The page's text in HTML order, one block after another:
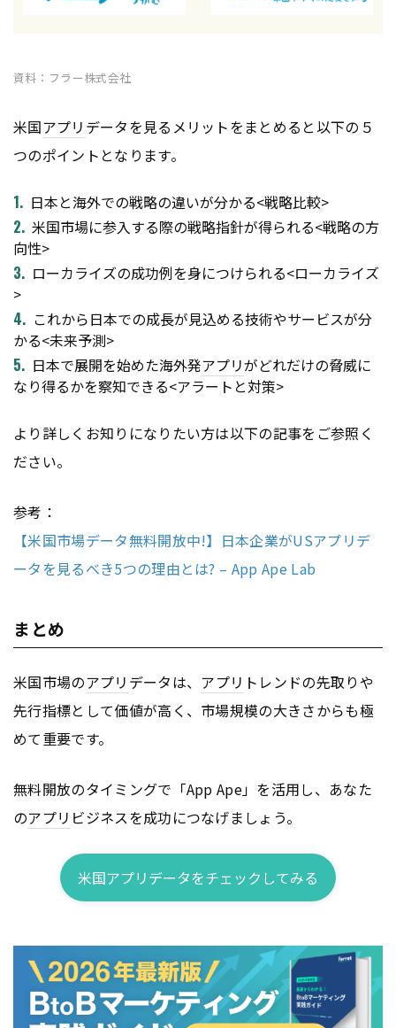
資料：フラー株式会社
米国アプリ データを見るメリットをまとめると以下の５
つのポイントとなります。
日本と海外での戦略の違いが分かる<戦略比較>
米国市場に参入する際の戦略指針が得られる<戦略の方
向性>
ローカライズの成功例を身につけられる<ローカライズ
>
これから日本での成長が見込める技術やサービスが分
かる<未来予測>
日本で展開を始めた海外発アプリがどれだけの脅威に
なり得るかを察知できる<アラートと対策>
より詳しくお知りになりたい方は以下の記事をご参照く
ださい。
参考：
【米国市場データ無料開放中!】日本企業がUSアプリデ
ータを見るべき5つの理由とは? – App Ape Lab
まとめ
米国市場のアプリ データは、 アプリ トレンドの先取りや
先行指標として価値が高く、市場規模の大きさからも極
めて重要です。
無料開放のタイミングで「App Ape」を活用し、あなた
のアプリ ビジネスを成功につなげましょう。
米国アプリデータをチェックしてみる